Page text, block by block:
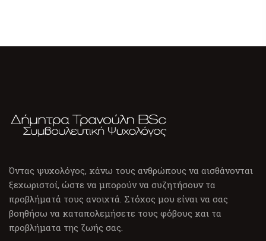
Όντας ψυχολόγος, κάνω τους ανθρώπους να αισθάνονται
ξεχωριστοί, ώστε να μπορούν να συζητήσουν τα
προβλήματά τους ανοιχτά. Στόχος μου είναι να σας
βοηθήσω να καταπολεμήσετε τους φόβους και τα
προβλήματα της ζωής σας.